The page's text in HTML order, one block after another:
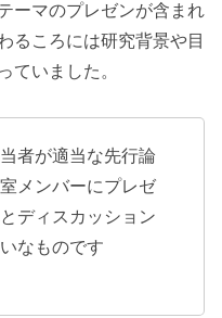
ーマのプレゼンが含まれ
るころには研究背景や目
ていました。
者が適当な先行論
メンバーにプレゼ
ディスカッション
なものです